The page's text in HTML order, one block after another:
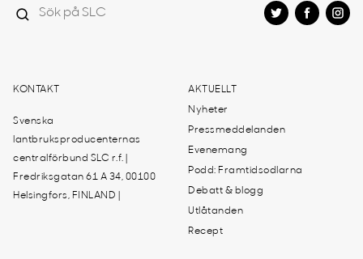
KONTAKT
Svenska
lantbruksproducenternas
centralförbund SLC r.f. |
Fredriksgatan 61 A 34, 00100
Helsingfors, FINLAND |
AKTUELLT
Nyheter
Pressmeddelanden
Evenemang
Podd: Framtidsodlarna
Debatt & blogg
Utlåtanden
Recept